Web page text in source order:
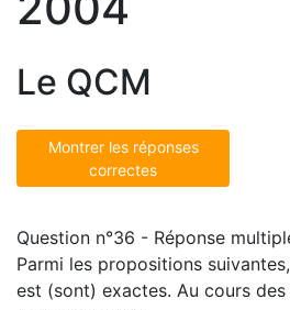
Le QCM
Montrer les réponses
correctes
Question n°36 - Réponse
Parmi les propositions
est (sont) exactes. Au cours